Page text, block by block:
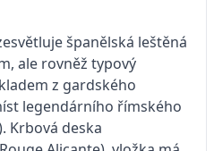
španělská leštěná
ale rovněž typový
z gardského
legendárního římského
Krbová deska